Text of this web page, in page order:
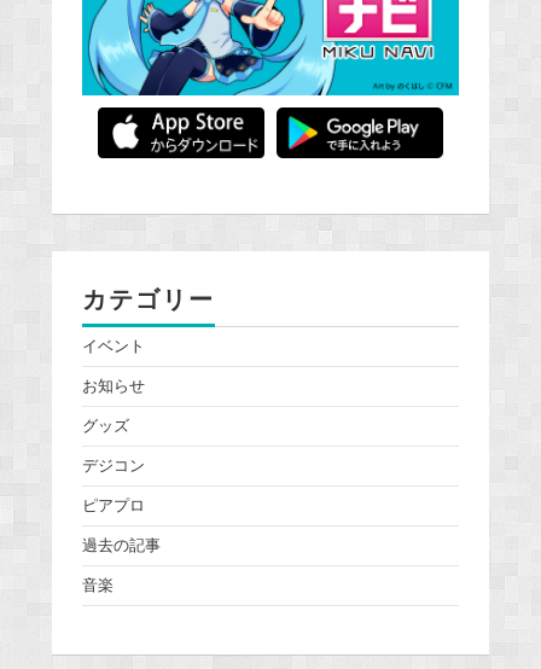
カテゴリー
イベント
お知らせ
グッズ
デジコン
ピアプロ
過去の記事
音楽